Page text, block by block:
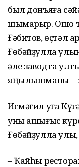
был донъяға
шымарыр. Ошо
Ғәбитов, өҫтәл
Ғөбәйҙулла
әле заводта
яңылышманы –
Исмәғил уға
уны ашығыс
Ғөбәйҙулла
– Ҡайһы